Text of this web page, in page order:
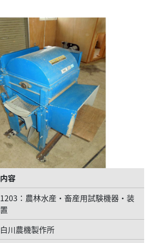
内容
1203：農林水産・畜産用試験機器・装
置
白川農機製作所